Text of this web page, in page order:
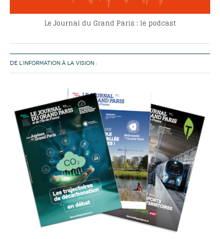
Le Journal du Grand Paris : le podcast
DE L’INFORMATION À LA VISION :